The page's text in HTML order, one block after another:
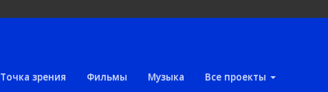
Точка зрения Фильмы Музыка Все проекты